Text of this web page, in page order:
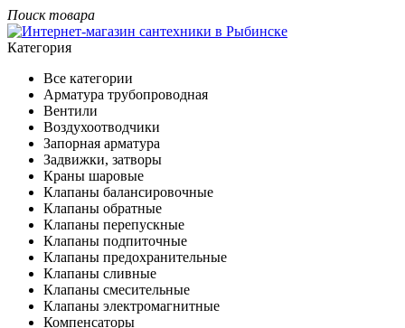
Поиск товара
Категория
Все категории
Арматура трубопроводная
Вентили
Воздухоотводчики
Запорная арматура
Задвижки, затворы
Краны шаровые
Клапаны балансировочные
Клапаны обратные
Клапаны перепускные
Клапаны подпиточные
Клапаны предохранительные
Клапаны сливные
Клапаны смесительные
Клапаны электромагнитные
Компенсаторы